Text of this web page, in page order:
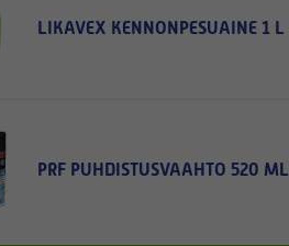
LIKAVEX KENNONPESUAINE 1 L
PRF PUHDISTUSVAAHTO 520 ML